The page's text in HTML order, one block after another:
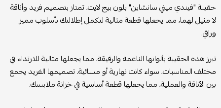
حقيبة "فيندي ميني سانشاين" بلون بيج لايت، تمتاز بتصميم فريد وأناقة
لا مثيل لهما، مما يجعلها قطعة مثالية لتكمل إطلالتك بأسلوب مميز
وراقي.
تبرز هذه الحقيبة بألوانها الناعمة والرقيقة، مما يجعلها مثالية للارتداء في
مختلف المناسبات، سواء كانت نهارية أو مسائية. تصميمها الفريد يجمع
بين الأناقة والعملية، مما يجعلها قطعة أساسية في خزانة ملابسك.